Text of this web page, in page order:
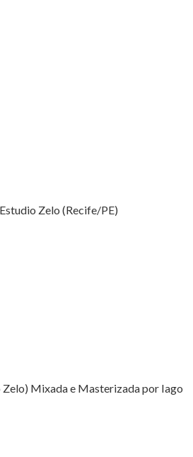
Zelo (Recife/PE)
Zelo) Mixada e Masterizada por Iago